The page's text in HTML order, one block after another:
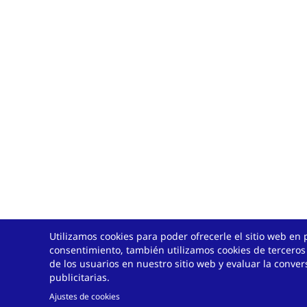
Utilizamos cookies para poder ofrecerle el sitio web en
consentimiento, también utilizamos cookies de
de los usuarios en nuestro sitio web y evaluar la
publicitarias.
Ajustes de cookies